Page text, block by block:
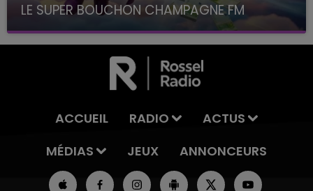
LE SUPER BOUCHON CHAMPAGNE FM
avec La Famille Champagne FM, à 8H10
ACCUEIL RADIO
ACTUS
MÉDIAS
JEUX ANNONCEURS